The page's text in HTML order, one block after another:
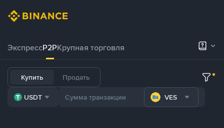
ЭкспрессP2PКрупная торговля
Купить Продать
USDT VES